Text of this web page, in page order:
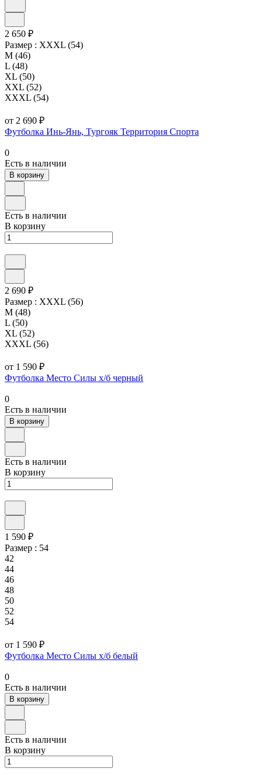
2 650 ₽
Размер : XXXL (54)
M (46)
L (48)
XL (50)
XXL (52)
XXXL (54)
от 2 690 ₽
Футболка Инь-Янь, Тургояк Территория Спорта
0
Есть в наличии
В корзину
Есть в наличии
В корзину
2 690 ₽
Размер : XXXL (56)
M (48)
L (50)
XL (52)
XXXL (56)
от 1 590 ₽
Футболка Место Силы х/б черный
0
Есть в наличии
В корзину
Есть в наличии
В корзину
1 590 ₽
Размер : 54
42
44
46
48
50
52
54
от 1 590 ₽
Футболка Место Силы х/б белый
0
Есть в наличии
В корзину
Есть в наличии
В корзину